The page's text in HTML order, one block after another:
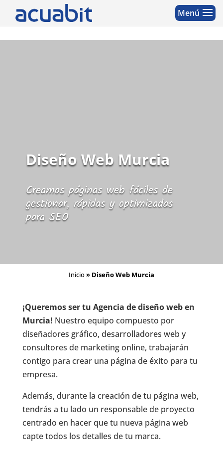
Diseño Web Murcia
Creamos páginas web fáciles de
gestionar, rápidas y optimizadas
para SEO
Inicio» Diseño Web Murcia
¡Queremos ser tu Agencia de diseño web en
Murcia! Nuestro equipo compuesto por
diseñadores gráfico, desarrolladores web y
consultores de marketing online, trabajarán
contigo para crear una página de éxito para tu
empresa.
Además, durante la creación de tu página web,
tendrás a tu lado un responsable de proyecto
centrado en hacer que tu nueva página web
capte todos los detalles de tu marca.